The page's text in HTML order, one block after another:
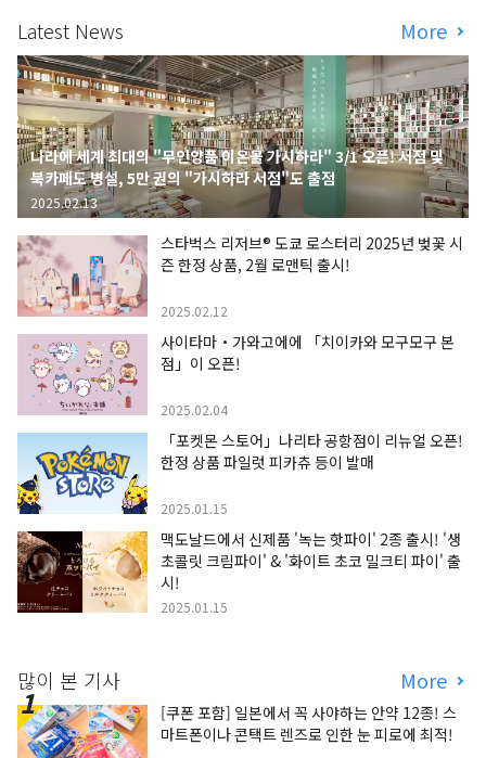
Latest News More
나라에 세계 최대의 "무인양품 이온몰 가시하라" 3/1 오픈! 서점 및
북카페도 병설, 5만 권의 "가시하라 서점"도 출점
2025.02.13
스타벅스 리저브® 도쿄 로스터리 2025년 벚꽃 시
즌 한정 상품, 2월 로맨틱 출시!
2025.02.12
사이타마・가와고에에 「치이카와 모구모구 본
점」이 오픈!
2025.02.04
「포켓몬 스토어」나리타 공항점이 리뉴얼 오픈!
한정 상품 파일럿 피카츄 등이 발매
2025.01.15
맥도날드에서 신제품 '녹는 핫파이' 2종 출시! '생
초콜릿 크림파이' & '화이트 초코 밀크티 파이' 출
시!
2025.01.15
많이 본 기사 More
[쿠폰 포함] 일본에서 꼭 사야하는 안약 12종! 스
마트폰이나 콘택트 렌즈로 인한 눈 피로에 최적!